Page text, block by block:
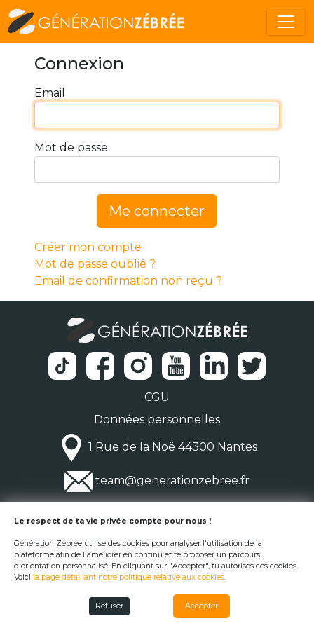
Connexion
Email
Mot de passe
Me connecter
Créer mon compte
Mot de passe oublié ?
Email de confirmation non reçu ?
CGU
Données personnelles
1 Rue de la Noë 44300 Nantes
team@generationzebree.fr
© Génération Zébrée 2026
Le respect de ta vie privée compte pour nous !
Génération Zébrée utilise des cookies pour analyser l'utilisation de la
plateforme afin de l'améliorer en continu et te proposer un parcours
d'orientation personnalisé. En cliquant sur "Accepter", tu autorises ces cookies.
Voici la page détaillant notre politique relative aux cookies.
Refuser Accepter